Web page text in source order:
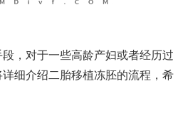
，对于一些高龄产妇或者经历过
细介绍二胎移植冻胚的流程，希